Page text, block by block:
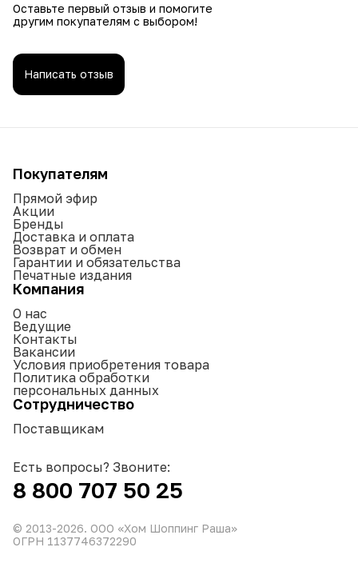
Оставьте первый отзыв и помогите
другим покупателям с выбором!
Написать отзыв
Покупателям
Прямой эфир
Акции
Бренды
Доставка и оплата
Возврат и обмен
Гарантии и обязательства
Печатные издания
Компания
О нас
Ведущие
Контакты
Вакансии
Условия приобретения товара
Политика обработки
персональных данных
Сотрудничество
Поставщикам
Есть вопросы? Звоните:
8 800 707 50 25
© 2013-2026. ООО «Хом Шоппинг Раша»
ОГРН 1137746372290